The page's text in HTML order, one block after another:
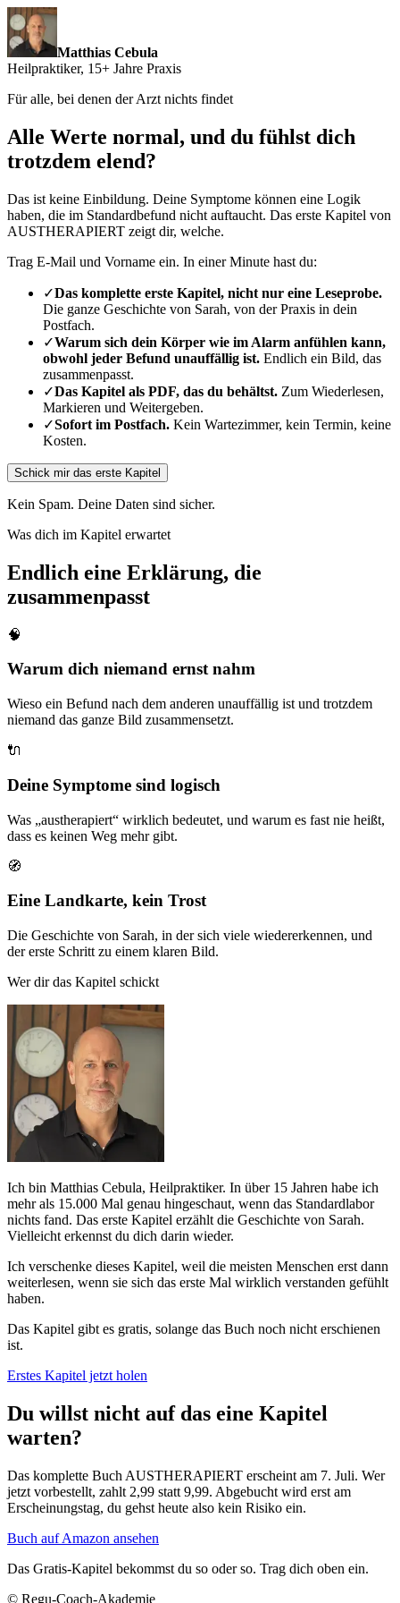
Matthias Cebula
Heilpraktiker, 15+ Jahre Praxis
Für alle, bei denen der Arzt nichts findet
Alle Werte normal, und du fühlst dich
trotzdem elend?
Das ist keine Einbildung. Deine Symptome können eine Logik
haben, die im Standardbefund nicht auftaucht. Das erste Kapitel von
AUSTHERAPIERT zeigt dir, welche.
Trag E-Mail und Vorname ein. In einer Minute hast du:
✓Das komplette erste Kapitel, nicht nur eine Leseprobe.
Die ganze Geschichte von Sarah, von der Praxis in dein
Postfach.
✓Warum sich dein Körper wie im Alarm anfühlen kann,
obwohl jeder Befund unauffällig ist. Endlich ein Bild, das
zusammenpasst.
✓Das Kapitel als PDF, das du behältst. Zum Wiederlesen,
Markieren und Weitergeben.
✓Sofort im Postfach. Kein Wartezimmer, kein Termin, keine
Kosten.
Schick mir das erste Kapitel
Kein Spam. Deine Daten sind sicher.
Was dich im Kapitel erwartet
Endlich eine Erklärung, die
zusammenpasst
🧠
Warum dich niemand ernst nahm
Wieso ein Befund nach dem anderen unauffällig ist und trotzdem
niemand das ganze Bild zusammensetzt.
🔌
Deine Symptome sind logisch
Was „austherapiert“ wirklich bedeutet, und warum es fast nie heißt,
dass es keinen Weg mehr gibt.
🧭
Eine Landkarte, kein Trost
Die Geschichte von Sarah, in der sich viele wiedererkennen, und
der erste Schritt zu einem klaren Bild.
Wer dir das Kapitel schickt
Ich bin Matthias Cebula, Heilpraktiker. In über 15 Jahren habe ich
mehr als 15.000 Mal genau hingeschaut, wenn das Standardlabor
nichts fand. Das erste Kapitel erzählt die Geschichte von Sarah.
Vielleicht erkennst du dich darin wieder.
Ich verschenke dieses Kapitel, weil die meisten Menschen erst dann
weiterlesen, wenn sie sich das erste Mal wirklich verstanden gefühlt
haben.
Das Kapitel gibt es gratis, solange das Buch noch nicht erschienen
ist.
Erstes Kapitel jetzt holen
Du willst nicht auf das eine Kapitel
warten?
Das komplette Buch AUSTHERAPIERT erscheint am 7. Juli. Wer
jetzt vorbestellt, zahlt 2,99 statt 9,99. Abgebucht wird erst am
Erscheinungstag, du gehst heute also kein Risiko ein.
Buch auf Amazon ansehen
Das Gratis-Kapitel bekommst du so oder so. Trag dich oben ein.
© Regu-Coach-Akademie